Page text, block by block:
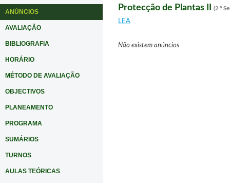
ANÚNCIOS
AVALIAÇÃO
BIBLIOGRAFIA
HORÁRIO
MÉTODO DE AVALIAÇÃO
OBJECTIVOS
PLANEAMENTO
PROGRAMA
SUMÁRIOS
TURNOS
AULAS TEÓRICAS
Protecção de Plantas II (2 º
LEA
Não existem anúncios